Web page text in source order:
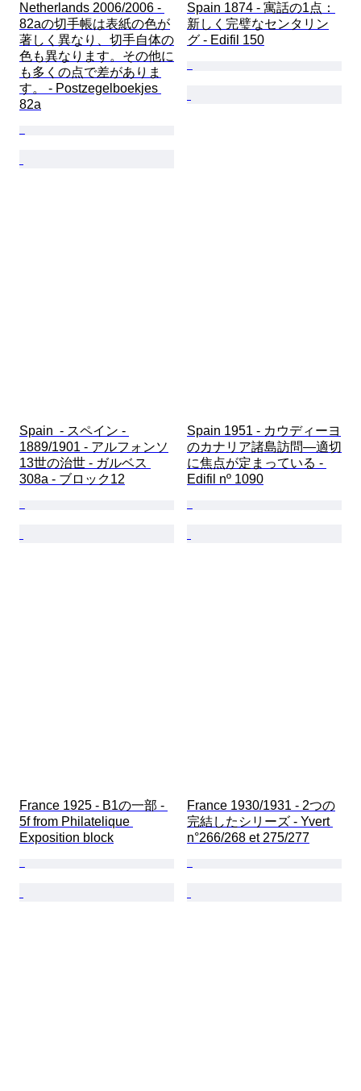
Netherlands 2006/2006 -
82aの切手帳は表紙の色が
著しく異なり、切手自体の
色も異なります。その他に
も多くの点で差がありま
す。 - Postzegelboekjes
82a
Spain 1874 - 寓話の1点：
新しく完璧なセンタリン
グ - Edifil 150
Spain  - スペイン -
1889/1901 - アルフォンソ
13世の治世 - ガルベス
308a - ブロック12
Spain 1951 - カウディーヨ
のカナリア諸島訪問—適切
に焦点が定まっている -
Edifil nº 1090
France 1925 - B1の一部 -
5f from Philatelique
Exposition block
France 1930/1931 - 2つの
完結したシリーズ - Yvert
n°266/268 et 275/277